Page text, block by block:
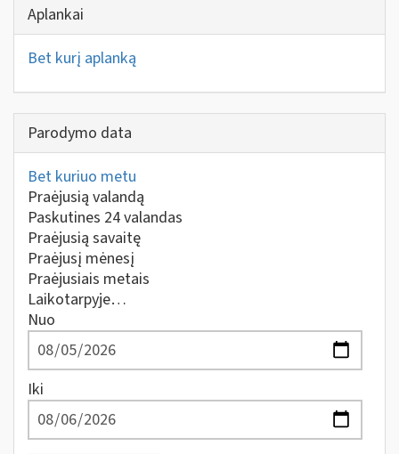
Aplankai
Bet kurį aplanką
Parodymo data
Bet kuriuo metu
Praėjusią valandą
Paskutines 24 valandas
Praėjusią savaitę
Praėjusį mėnesį
Praėjusiais metais
Laikotarpyje…
Nuo
Iki